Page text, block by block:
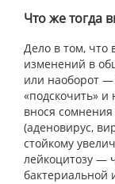
Что же тогда
Дело в том, что
изменений в
или наоборот —
«подскочить»
внося
(аденовирус,
стойкому
лейкоцитозу —
бактериальной